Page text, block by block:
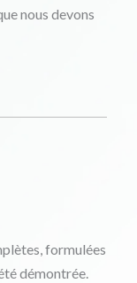
nous devons
formulées
démontrée.